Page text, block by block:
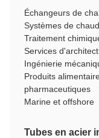
Échangeurs de
Systèmes de
Traitement
Services
Ingénierie
Produits
pharmaceutiques
Marine et offshore
Tubes en acier